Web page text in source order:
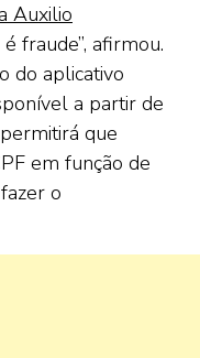
Auxilio
fraude”, afirmou.
do aplicativo
a partir de
que
em função de
o